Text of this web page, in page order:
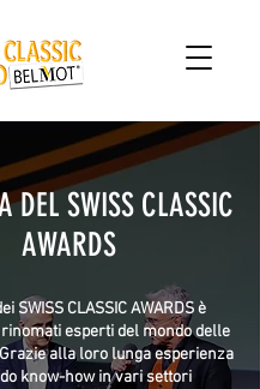
DEL SWISS CLASSIC
AWARDS
SWISS CLASSIC AWARDS è
esperti del mondo delle
Grazie alla loro lunga esperienza
know-how in vari settori